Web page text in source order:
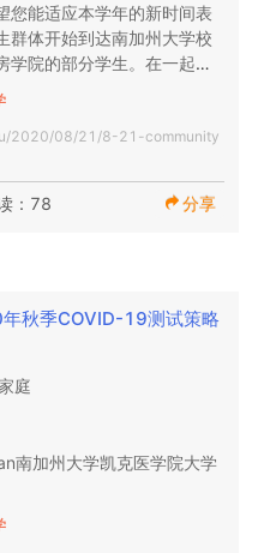
间。
的支持。无论是在校园内
大学学生都希望您现在就做
活动可以恢复到何种程度
或取下脸部遮盖物的每个表
的朋友带来风险。甚至涉及
喝酒和进餐的地方）极有可
个人感染了COVID-19，
19接触的游戏的一些注意
）之间的任何传递都是传
说，在团体中进食和饮水是
秋季学期。
您能适应本学年的新时间表
群体开始到达南加州大学校
学院的部分学生。在一起生
公共空间，厨房和浴室在
多机会。在过去的一周
的案件有所增加。
和家长的消息，他们担心采
施。我们感谢对流行病及其
与他们联系。我们将询问有
。从春季到今天的首例大
阳性反应。这通常不容易
联系追踪团队对与患者有
标是保护您的健康和福
2020/08/21/8-21-community
：78 分享
秋季COVID-19测试策略
庭
南加州大学凯克医学院大学